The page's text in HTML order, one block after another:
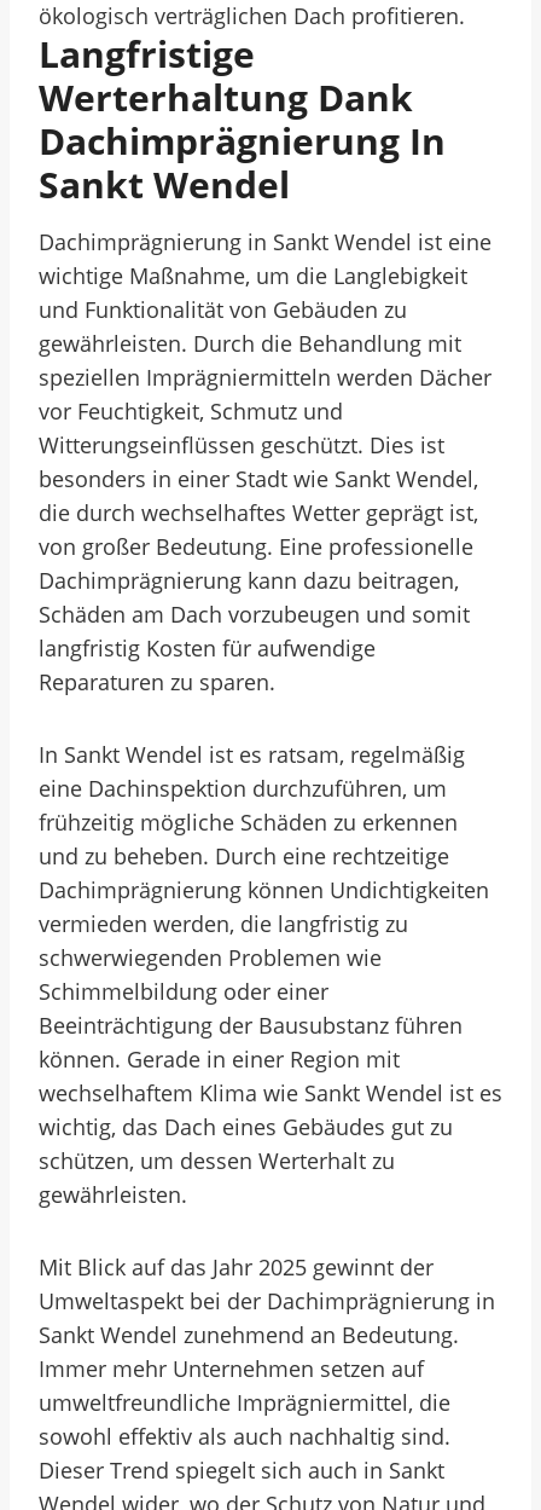
ökologisch verträglichen Dach profitieren.
Langfristige
Werterhaltung Dank
Dachimprägnierung In
Sankt Wendel
Dachimprägnierung in Sankt Wendel ist eine
wichtige Maßnahme, um die Langlebigkeit
und Funktionalität von Gebäuden zu
gewährleisten. Durch die Behandlung mit
speziellen Imprägniermitteln werden Dächer
vor Feuchtigkeit, Schmutz und
Witterungseinflüssen geschützt. Dies ist
besonders in einer Stadt wie Sankt Wendel,
die durch wechselhaftes Wetter geprägt ist,
von großer Bedeutung. Eine professionelle
Dachimprägnierung kann dazu beitragen,
Schäden am Dach vorzubeugen und somit
langfristig Kosten für aufwendige
Reparaturen zu sparen.
In Sankt Wendel ist es ratsam, regelmäßig
eine Dachinspektion durchzuführen, um
frühzeitig mögliche Schäden zu erkennen
und zu beheben. Durch eine rechtzeitige
Dachimprägnierung können Undichtigkeiten
vermieden werden, die langfristig zu
schwerwiegenden Problemen wie
Schimmelbildung oder einer
Beeinträchtigung der Bausubstanz führen
können. Gerade in einer Region mit
wechselhaftem Klima wie Sankt Wendel ist es
wichtig, das Dach eines Gebäudes gut zu
schützen, um dessen Werterhalt zu
gewährleisten.
Mit Blick auf das Jahr 2025 gewinnt der
Umweltaspekt bei der Dachimprägnierung in
Sankt Wendel zunehmend an Bedeutung.
Immer mehr Unternehmen setzen auf
umweltfreundliche Imprägniermittel, die
sowohl effektiv als auch nachhaltig sind.
Dieser Trend spiegelt sich auch in Sankt
Wendel wider, wo der Schutz von Natur und